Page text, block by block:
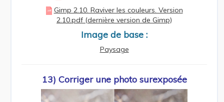
Gimp 2.10. Raviver les couleurs. Version
2.10.pdf (dernière version de Gimp)
Image de base :
Paysage
13) Corriger une photo surexposée